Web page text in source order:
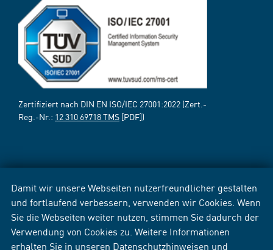
Damit wir unsere Webseiten nutzerfreundlicher gestalten
und fortlaufend verbessern, verwenden wir Cookies. Wenn
Sie die Webseiten weiter nutzen, stimmen Sie dadurch der
Verwendung von Cookies zu. Weitere Informationen
erhalten Sie in unseren Datenschutzhinweisen und
Zertifiziert nach DIN EN ISO/IEC 27001:2022 (Zert.-
Reg.-Nr.: 12 310 69718 TMS [PDF])